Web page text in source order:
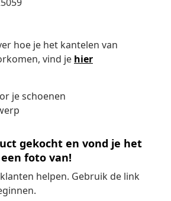
hoe je het kantelen van
vind je hier
je schoenen
gekocht en vond je het
foto van!
helpen. Gebruik de link